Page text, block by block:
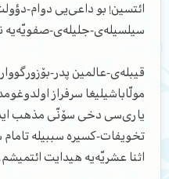
ائتسین! بو داعی‌یی دوام-
سیلسیله‌ی-جلیله‌ی-صفویّه‌یه
قیبله‌ی-عالمین پدر-
مولّا‌باشیلیغا سرفراز
یاری‌سی دخی سۆنّی مذهب
تخویفات-کسیره سببیله
اثنا عشریّه‌یه هیدایت